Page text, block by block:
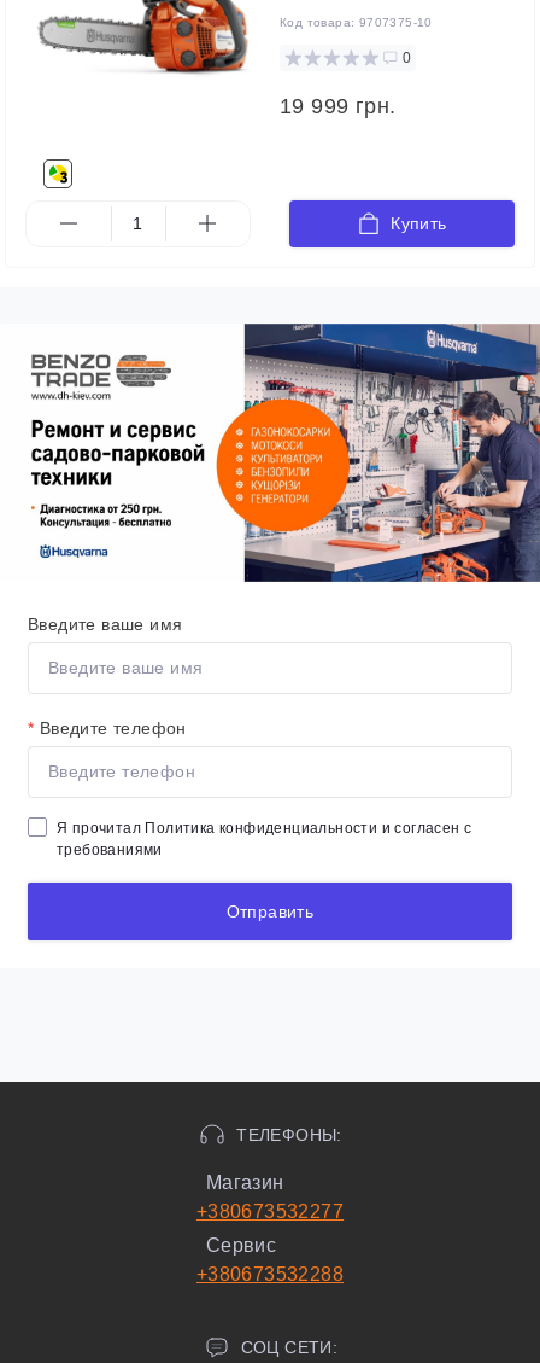
Код товара: 9707375-10
0
19 999 грн.
Купить
Введите ваше имя
* Введите телефон
Я прочитал Политика конфиденциальности и согласен с
требованиями
Отправить
ТЕЛЕФОНЫ:
Магазин
+380673532277
Сервис
+380673532288
СОЦ СЕТИ: